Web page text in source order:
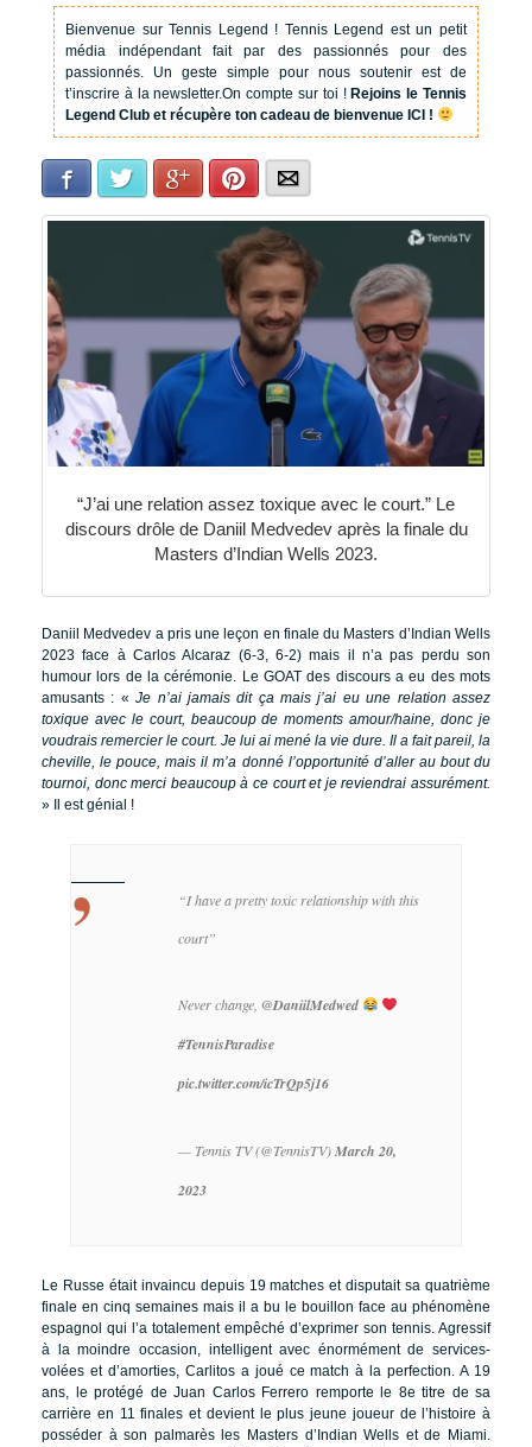
Bienvenue sur Tennis Legend ! Tennis Legend est un petit
média indépendant fait par des passionnés pour des
passionnés. Un geste simple pour nous soutenir est de
t’inscrire à la newsletter.On compte sur toi !Rejoins le Tennis
Legend Club et récupère ton cadeau de bienvenue ICI !
Facebook Twitter Google+Pinterest
“J’ai une relation assez toxique avec le court.” Le
discours drôle de Daniil Medvedev après la finale du
Masters d’Indian Wells 2023.
Daniil Medvedev a pris une leçon en finale du Masters d’Indian Wells
2023 face à Carlos Alcaraz (6-3, 6-2) mais il n’a pas perdu son
humour lors de la cérémonie. Le GOAT des discours a eu des mots
amusants : «Je n’ai jamais dit ça mais j’ai eu une relation assez
toxique avec le court, beaucoup de moments amour/haine, donc je
voudrais remercier le court. Je lui ai mené la vie dure. Il a fait pareil, la
cheville, le pouce, mais il m’a donné l’opportunité d’aller au bout du
tournoi, donc merci beaucoup à ce court et je reviendrai assurément.
» Il est génial !
“I have a pretty toxic relationship with this
court”
Never change, @DaniilMedwed
#TennisParadise
pic.twitter.com/icTrQp5j16
— Tennis TV (@TennisTV)March 20,
2023
Le Russe était invaincu depuis 19 matches et disputait sa quatrième
finale en cinq semaines mais il a bu le bouillon face au phénomène
espagnol qui l’a totalement empêché d’exprimer son tennis. Agressif
à la moindre occasion, intelligent avec énormément de services-
volées et d’amorties, Carlitos a joué ce match à la perfection. A 19
ans, le protégé de Juan Carlos Ferrero remporte le 8e titre de sa
carrière en 11 finales et devient le plus jeune joueur de l’histoire à
posséder à son palmarès les Masters d’Indian Wells et de Miami.